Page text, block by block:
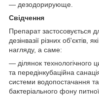
— дезодорирующе.
Свідчення
Препарат застосовується
дезінвазії різних об'єктів,
нагляду, а саме:
— ділянок технологічного
та передінкубаційна
системи водопостачання
бактеріального фону